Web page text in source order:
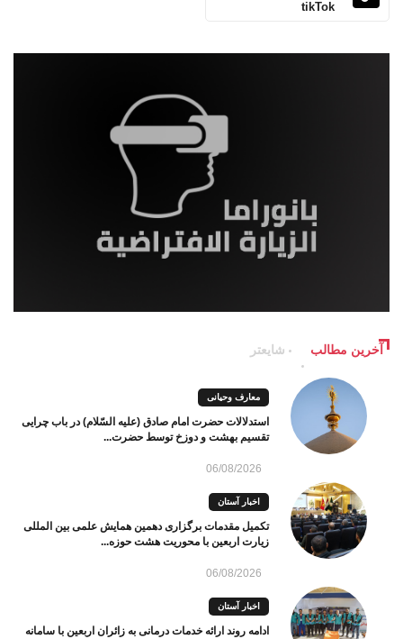
tikTok
آخرین مطالب شایعتر
معارف وحیانی
استدلالات حضرت امام صادق (علیه السّلام) در باب چرایی
تقسیم بهشت و دوزخ توسط حضرت...
06/08/2026
اخبار آستان
تکمیل مقدمات برگزاری دهمین همایش علمی بین المللی
زیارت اربعین با محوریت هشت حوزه...
06/08/2026
اخبار آستان
ادامه روند ارائه خدمات درمانی به زائران اربعین با سامانه